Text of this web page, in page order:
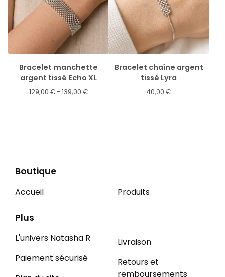
Bracelet manchette
argent tissé Echo XL
129,00 €- 139,00 €
Bracelet chaîne argent
tissé Lyra
40,00 €
Boutique
Accueil Produits
Plus
L'univers Natasha R
Paiement sécurisé
Livraison
Retours et
remboursements